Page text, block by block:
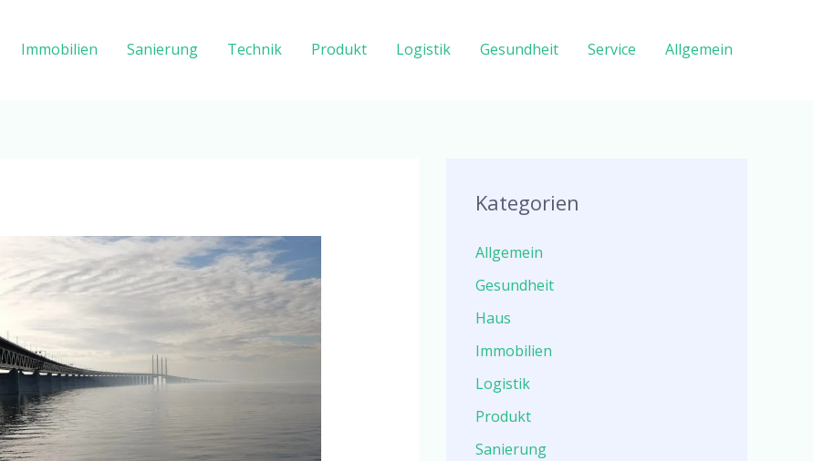
Immobilien Sanierung Technik Produkt Logistik Gesundheit Service Allgemein
Kategorien
Allgemein
Gesundheit
Haus
Immobilien
Logistik
Produkt
Sanierung